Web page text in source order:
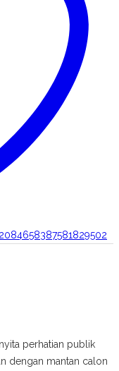
2084658387581829502
perhatian publik
dengan mantan calon